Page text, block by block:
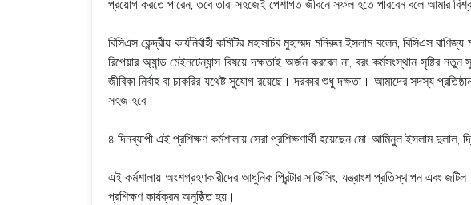
প্রয়োগ করতে পারেন, তবে তারা সহজেই পেশাগত জীবনে সফল হতে পারবেন বলে আমার
বিসিএস কেন্দ্রীয় কার্যনির্বাহী কমিটির মহাসচিব মুহাম্মদ মনিরুল ইসলাম বলেন, বিসিএস
রিপেয়ার অ্যান্ড মেইনটেন্যান্স বিষয়ে দক্ষতাই অর্জন করবেন না, বরং কর্মসংস্থান সৃষ্টির
জীবিকা নির্বাহ বা চাকরির যথেষ্ট সুযোগ রয়েছে। দরকার শুধু দক্ষতা। আমাদের সদস্য
সহজ হবে।
৪ দিনব্যাপী এই প্রশিক্ষণ কর্মশালায় সেরা প্রশিক্ষণার্থী হয়েছেন মো. আমিনুল ইসলাম
এই কর্মশালায় অংশগ্রহণকারীদের আধুনিক প্রিন্টার সার্ভিসিং, যন্ত্রাংশ প্রতিস্থাপন এবং
প্রশিক্ষণ কার্যক্রম অনুষ্ঠিত হয়।